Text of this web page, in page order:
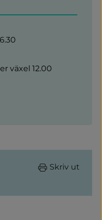
växel 12.00
Skriv ut